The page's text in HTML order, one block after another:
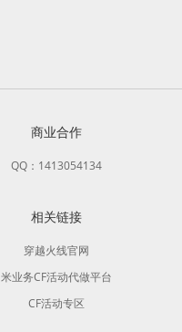
商业合作
QQ：1413054134
相关链接
穿越火线官网
米业务CF活动代做平台
CF活动专区